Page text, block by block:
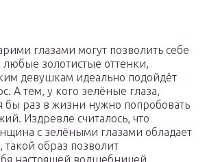
глазами могут позволить себе
любые золотистые оттенки,
девушкам идеально подойдёт
А тем, у кого зелёные глаза,
бы раз в жизни нужно попробовать
Издревле считалось, что
с зелёными глазами обладает
образ позволит
настоящей волшебницей.